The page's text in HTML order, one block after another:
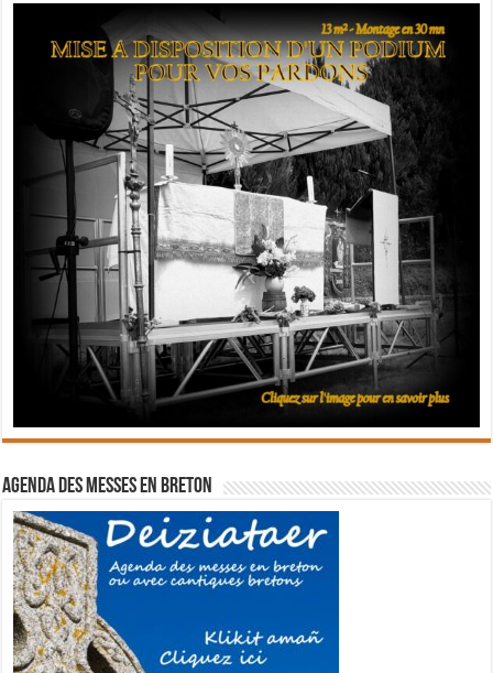
Agenda des messes en breton